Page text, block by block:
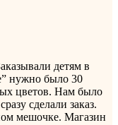
детям в
нужно было 30
цветов. Нам было
сделали заказ.
мешочке. Магазин